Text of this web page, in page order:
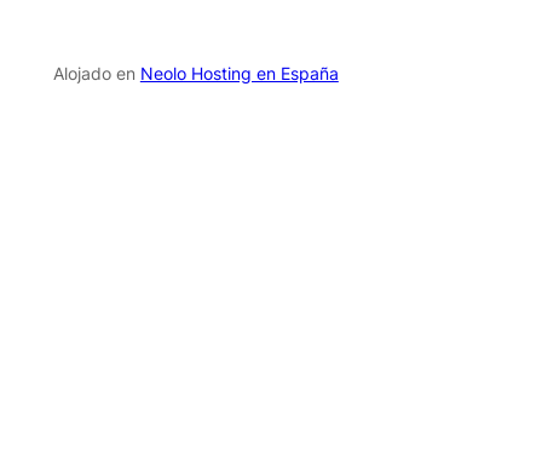
Alojado en Neolo Hosting en España